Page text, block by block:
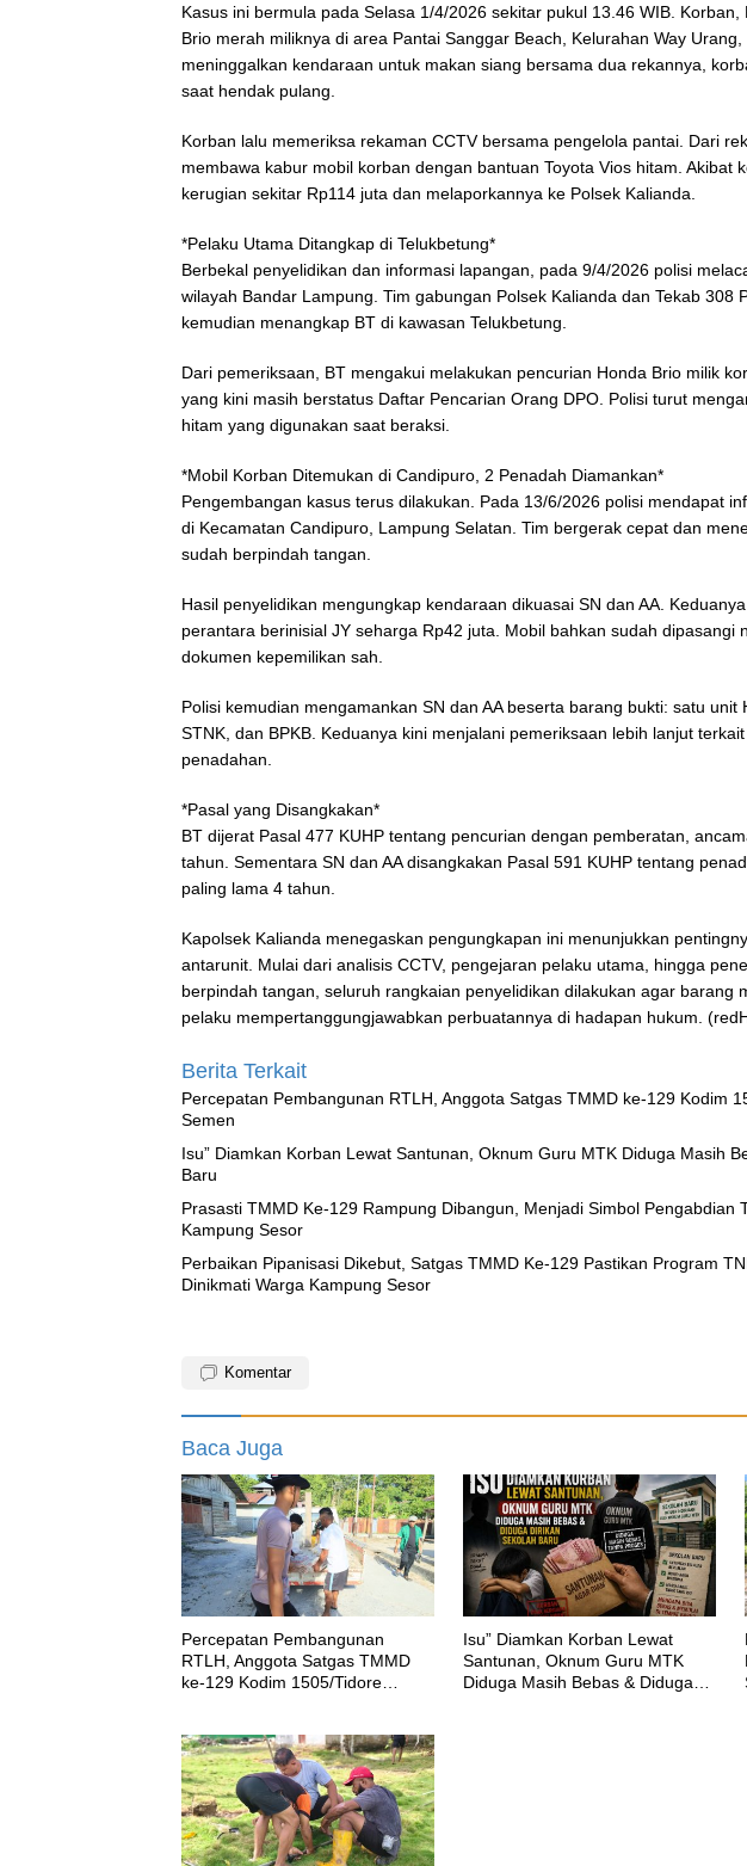
Kasus ini bermula pada Selasa 1/4/2026 sekitar pukul 13.46 WIB.
Brio merah miliknya di area Pantai Sanggar Beach, Kelurahan Way
meninggalkan kendaraan untuk makan siang bersama dua rekannya,
saat hendak pulang.
Korban lalu memeriksa rekaman CCTV bersama pengelola pantai. Dari
membawa kabur mobil korban dengan bantuan Toyota Vios hitam. Akibat
kerugian sekitar Rp114 juta dan melaporkannya ke Polsek Kalianda.
*Pelaku Utama Ditangkap di Telukbetung*
Berbekal penyelidikan dan informasi lapangan, pada 9/4/2026 polisi
wilayah Bandar Lampung. Tim gabungan Polsek Kalianda dan Tekab 308
kemudian menangkap BT di kawasan Telukbetung.
Dari pemeriksaan, BT mengakui melakukan pencurian Honda Brio milik
yang kini masih berstatus Daftar Pencarian Orang DPO. Polisi turut
hitam yang digunakan saat beraksi.
*Mobil Korban Ditemukan di Candipuro, 2 Penadah Diamankan*
Pengembangan kasus terus dilakukan. Pada 13/6/2026 polisi mendapat
di Kecamatan Candipuro, Lampung Selatan. Tim bergerak cepat dan
sudah berpindah tangan.
Hasil penyelidikan mengungkap kendaraan dikuasai SN dan AA.
perantara berinisial JY seharga Rp42 juta. Mobil bahkan sudah dipasangi
dokumen kepemilikan sah.
Polisi kemudian mengamankan SN dan AA beserta barang bukti: satu unit
STNK, dan BPKB. Keduanya kini menjalani pemeriksaan lebih lanjut
penadahan.
*Pasal yang Disangkakan*
BT dijerat Pasal 477 KUHP tentang pencurian dengan pemberatan,
tahun. Sementara SN dan AA disangkakan Pasal 591 KUHP tentang
paling lama 4 tahun.
Kapolsek Kalianda menegaskan pengungkapan ini menunjukkan
antarunit. Mulai dari analisis CCTV, pengejaran pelaku utama, hingga
berpindah tangan, seluruh rangkaian penyelidikan dilakukan agar barang
pelaku mempertanggungjawabkan perbuatannya di hadapan hukum.
Berita Terkait
Percepatan Pembangunan RTLH, Anggota Satgas TMMD ke-129 Kodim
Semen
‎Isu” Diamkan Korban Lewat Santunan, Oknum Guru MTK Diduga Masih
Baru
Prasasti TMMD Ke-129 Rampung Dibangun, Menjadi Simbol Pengabdian
Kampung Sesor
Perbaikan Pipanisasi Dikebut, Satgas TMMD Ke-129 Pastikan Program
Dinikmati Warga Kampung Sesor
Komentar
Baca Juga
Percepatan Pembangunan
RTLH, Anggota Satgas TMMD
ke-129 Kodim 1505/Tidore
‎Isu” Diamkan Korban Lewat
Santunan, Oknum Guru MTK
Diduga Masih Bebas & Diduga